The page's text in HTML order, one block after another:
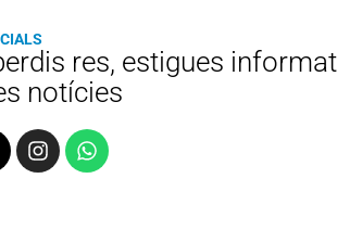
res, estigues
notícies